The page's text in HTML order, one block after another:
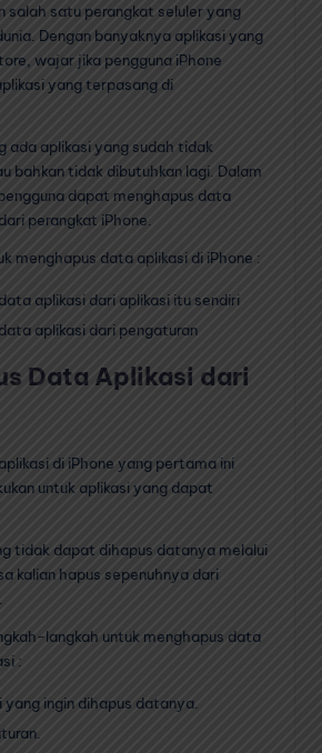
salah satu perangkat seluler yang
Dengan banyaknya aplikasi yang
wajar jika pengguna iPhone
yang terpasang di
ada aplikasi yang sudah tidak
bahkan tidak dibutuhkan lagi. Dalam
dapat menghapus data
perangkat iPhone.
menghapus data aplikasi di iPhone :
aplikasi dari aplikasi itu sendiri
aplikasi dari pengaturan
Data Aplikasi dari
di iPhone yang pertama ini
untuk aplikasi yang dapat
tidak dapat dihapus datanya melalui
kalian hapus sepenuhnya dari
langkah untuk menghapus data
:
yang ingin dihapus datanya.